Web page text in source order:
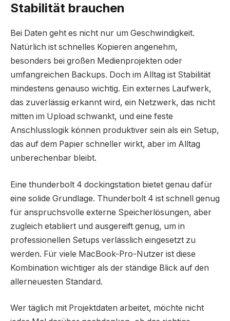
Stabilität brauchen
Bei Daten geht es nicht nur um Geschwindigkeit.
Natürlich ist schnelles Kopieren angenehm,
besonders bei großen Medienprojekten oder
umfangreichen Backups. Doch im Alltag ist Stabilität
mindestens genauso wichtig. Ein externes Laufwerk,
das zuverlässig erkannt wird, ein Netzwerk, das nicht
mitten im Upload schwankt, und eine feste
Anschlusslogik können produktiver sein als ein Setup,
das auf dem Papier schneller wirkt, aber im Alltag
unberechenbar bleibt.
Eine thunderbolt 4 dockingstation bietet genau dafür
eine solide Grundlage. Thunderbolt 4 ist schnell genug
für anspruchsvolle externe Speicherlösungen, aber
zugleich etabliert und ausgereift genug, um in
professionellen Setups verlässlich eingesetzt zu
werden. Für viele MacBook-Pro-Nutzer ist diese
Kombination wichtiger als der ständige Blick auf den
allerneuesten Standard.
Wer täglich mit Projektdaten arbeitet, möchte nicht